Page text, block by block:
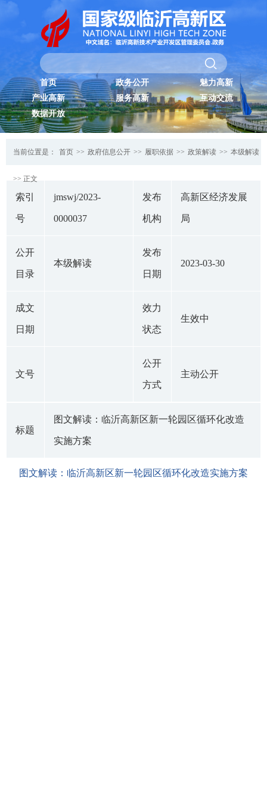
首页 政务公开
魅力高新
产业高新
服务高新
互动交流
数据开放
当前位置是： 首页 >> 政府信息公开 >> 履职依据 >> 政策解读 >> 本级解读
>> 正文
索引
号
jmswj/2023-
0000037
发布
机构
高新区经济发展
局
公开
目录
本级解读
发布
日期
2023-03-30
成文
日期
效力
状态
生效中
文号
公开
方式
主动公开
标题
图文解读：临沂高新区新一轮园区循环化改造
实施方案
图文解读：临沂高新区新一轮园区循环化改造实施方案